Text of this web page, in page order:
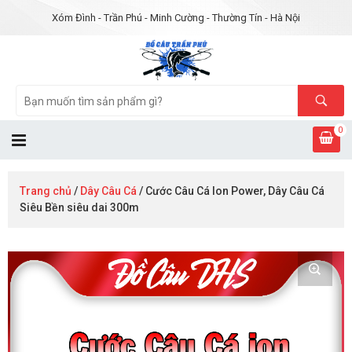
Xóm Đình - Trần Phú - Minh Cường - Thường Tín - Hà Nội
0
Trang chủ / Dây Câu Cá / Cước Câu Cá Ion Power, Dây Câu Cá
Siêu Bền siêu dai 300m